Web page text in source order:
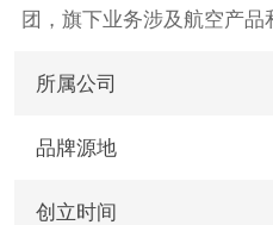
团，旗下业务涉及航空产
括视频监控系统、门禁控
所属公司
品牌源地
创立时间